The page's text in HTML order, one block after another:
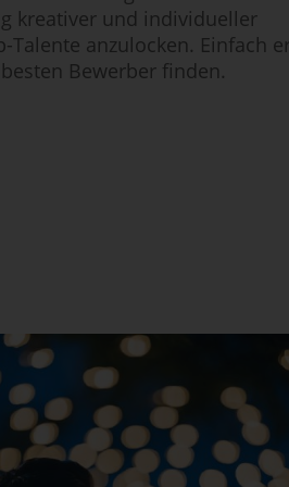
kreativer und individueller
Talente anzulocken. Einfach
Bewerber finden.